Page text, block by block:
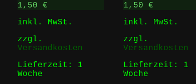
Produktseite
1,50 €
inkl. MwSt.
zzgl.
Versandkosten
Lieferzeit: 1
Woche
1,50€
inkl. MwSt.
zzgl.
Versandkosten
Lieferzeit: 1
Woche